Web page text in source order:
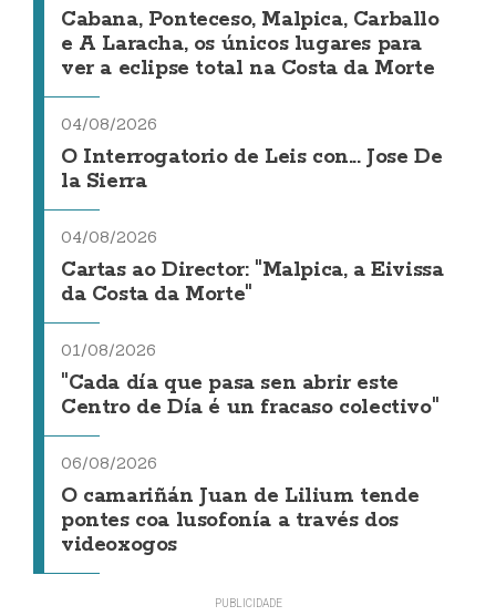
Cabana, Ponteceso, Malpica, Carballo
e A Laracha, os únicos lugares para
ver a eclipse total na Costa da Morte
04/08/2026
O Interrogatorio de Leis con... Jose De
la Sierra
04/08/2026
Cartas ao Director: "Malpica, a Eivissa
da Costa da Morte"
01/08/2026
"Cada día que pasa sen abrir este
Centro de Día é un fracaso colectivo"
06/08/2026
O camariñán Juan de Lilium tende
pontes coa lusofonía a través dos
videoxogos